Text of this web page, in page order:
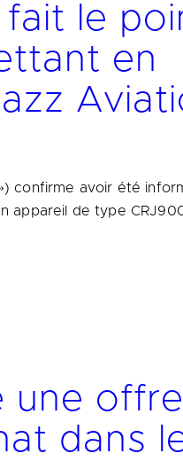
le
en
confirme avoir été
appareil de type
une offre
dans